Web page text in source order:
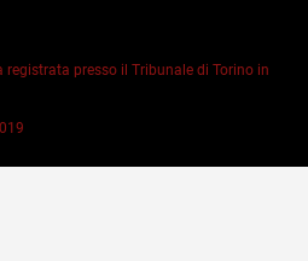
presso il Tribunale di Torino in